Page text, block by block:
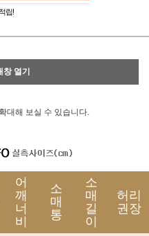
립!
창 열기
대해 보실 수 있습니다.
어
깨
너
비
소
매
통
소
매
길
이
허리
권장